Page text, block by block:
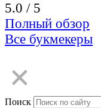
5.0 / 5
Полный обзор
Все букмекеры
Поиск